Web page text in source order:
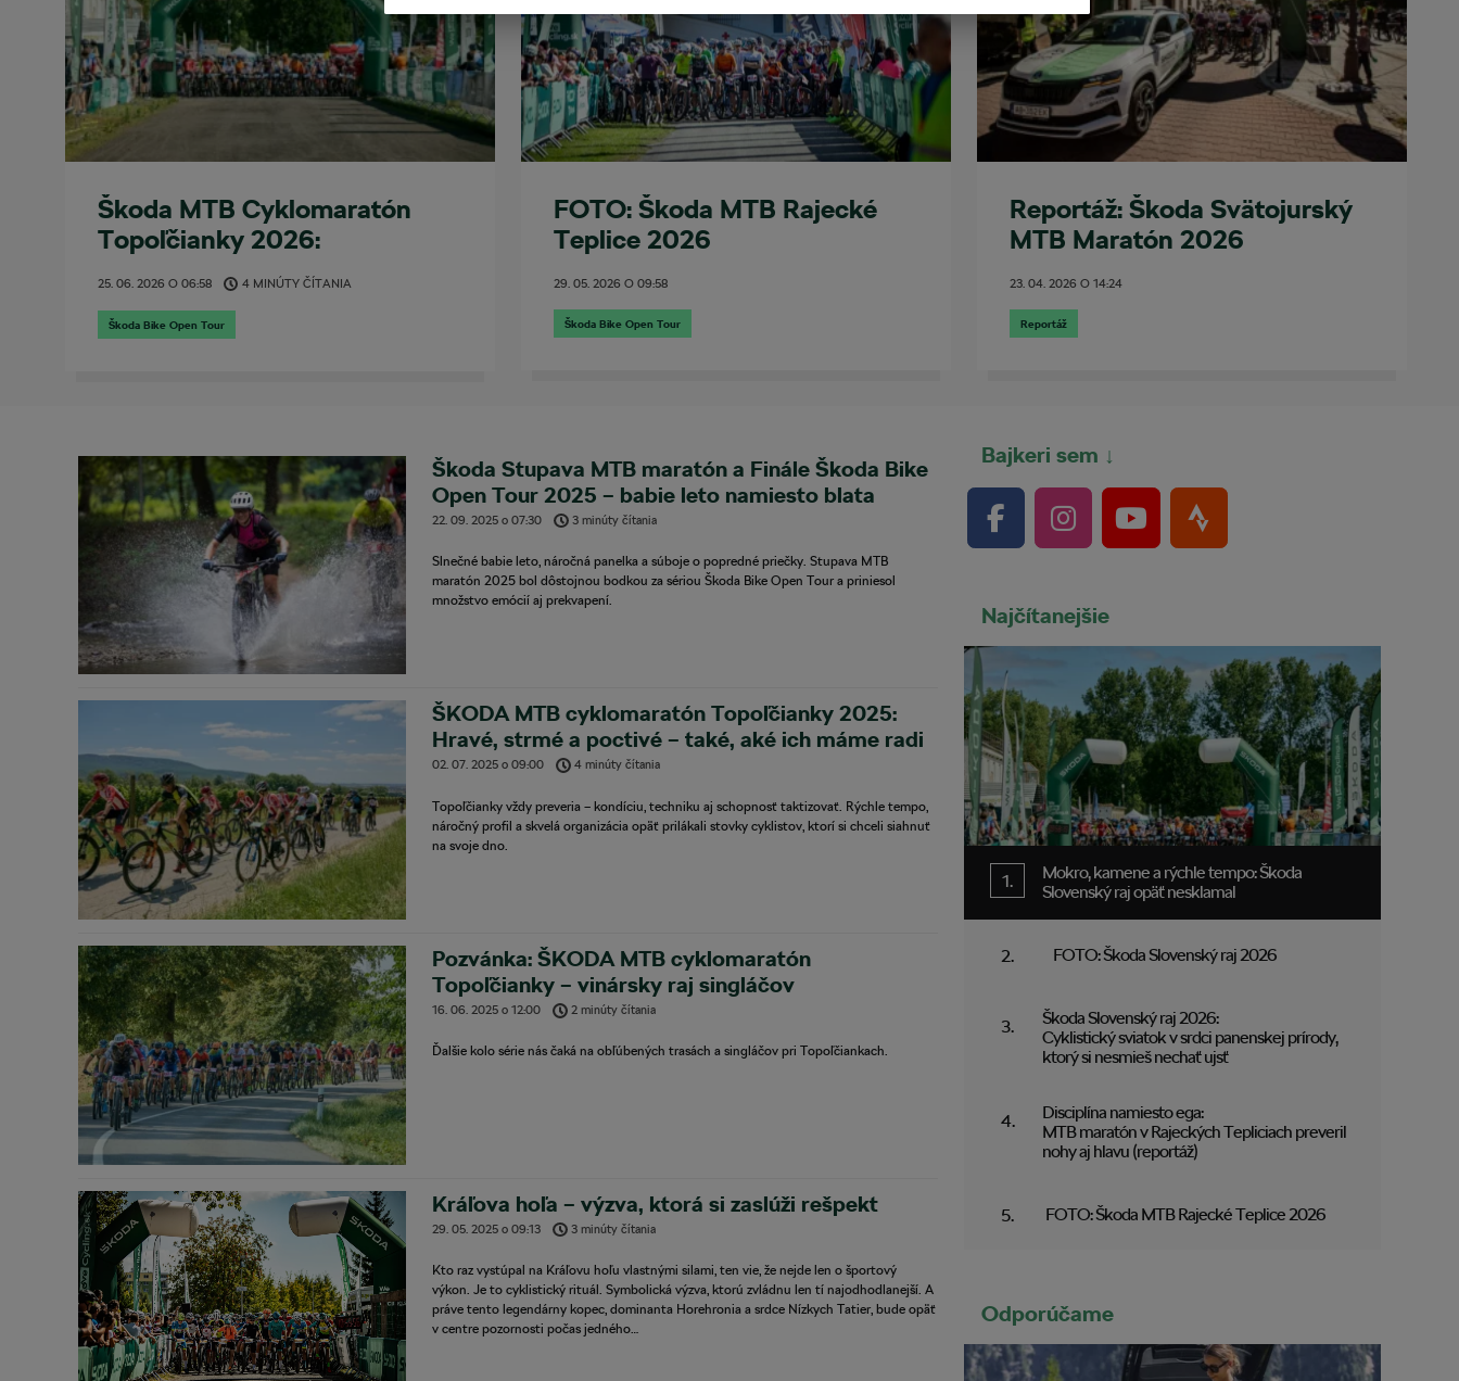
Škoda MTB Cyklomaratón
Topoľčianky 2026:
cyklosviatok v objatí Tribeča
25. 06. 2026 O 06:58 4 MINÚTY ČÍTANIA
Škoda Bike Open Tour
FOTO: Škoda MTB Rajecké
Teplice 2026
29. 05. 2026 O 09:58
Škoda Bike Open Tour
Reportáž: Škoda Svätojurský
MTB Maratón 2026
23. 04. 2026 O 14:24
Reportáž
Škoda Stupava MTB maratón a Finále Škoda Bike
Open Tour 2025 – babie leto namiesto blata
22. 09. 2025 o07:30 3 minúty čítania
Slnečné babie leto, náročná panelka a súboje o popredné priečky. Stupava MTB
maratón 2025 bol dôstojnou bodkou za sériou Škoda Bike Open Tour a priniesol
množstvo emócií aj prekvapení.
ŠKODA MTB cyklomaratón Topoľčianky 2025:
Hravé, strmé a poctivé – také, aké ich máme radi
02. 07. 2025 o09:00 4 minúty čítania
Topoľčianky vždy preveria – kondíciu, techniku aj schopnosť taktizovať. Rýchle tempo,
náročný profil a skvelá organizácia opäť prilákali stovky cyklistov, ktorí si chceli siahnuť
na svoje dno.
Pozvánka: ŠKODA MTB cyklomaratón
Topoľčianky – vinársky raj singláčov
16. 06. 2025 o12:00 2 minúty čítania
Ďalšie kolo série nás čaká na obľúbených trasách a singláčov pri Topoľčiankach.
Kráľova hoľa – výzva, ktorá si zaslúži rešpekt
29. 05. 2025 o09:13 3 minúty čítania
Kto raz vystúpal na Kráľovu hoľu vlastnými silami, ten vie, že nejde len o športový
výkon. Je to cyklistický rituál. Symbolická výzva, ktorú zvládnu len tí najodhodlanejší. A
práve tento legendárny kopec, dominanta Horehronia a srdce Nízkych Tatier, bude opäť
v centre pozornosti počas jedného…
Bajkeri sem ↓
Najčítanejšie
Mokro, kamene a rýchle tempo: Škoda
Slovenský raj opäť nesklamal
FOTO: Škoda Slovenský raj 2026
Škoda Slovenský raj 2026:
Cyklistický sviatok v srdci panenskej prírody,
ktorý si nesmieš nechať ujsť
Disciplína namiesto ega:
MTB maratón v Rajeckých Tepliciach preveril
nohy aj hlavu (reportáž)
FOTO: Škoda MTB Rajecké Teplice 2026
Odporúčame